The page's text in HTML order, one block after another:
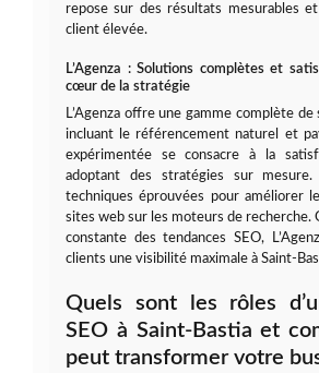
repose sur des résultats mesurables
client élevée.
L’Agenza : Solutions complètes et
cœur de la stratégie
L’Agenza offre une gamme complète
incluant le référencement naturel et
expérimentée se consacre à la
adoptant des stratégies sur
techniques éprouvées pour améliorer
sites web sur les moteurs de recherche.
constante des tendances SEO,
clients une visibilité maximale à Saint-
Quels sont les rôles
SEO à Saint-Bastia et
peut transformer votre